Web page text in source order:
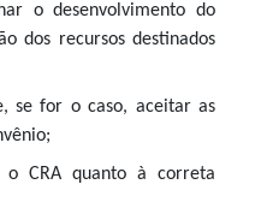
o desenvolvimento do
dos recursos destinados
se for o caso, aceitar as
CRA quanto à correta